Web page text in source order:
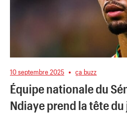
10 septembre 2025 ça buzz
Équipe nationale du
Ndiaye prend la tête du